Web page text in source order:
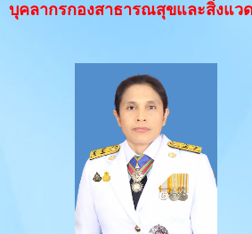
บุคลากรกองสาธารณสุขและสิ่งแว